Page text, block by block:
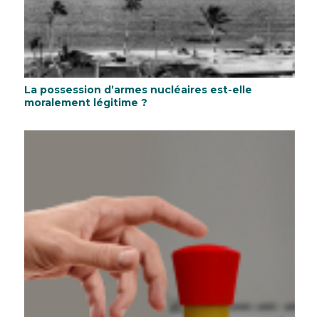
La possession d’armes nucléaires est-elle
moralement légitime ?